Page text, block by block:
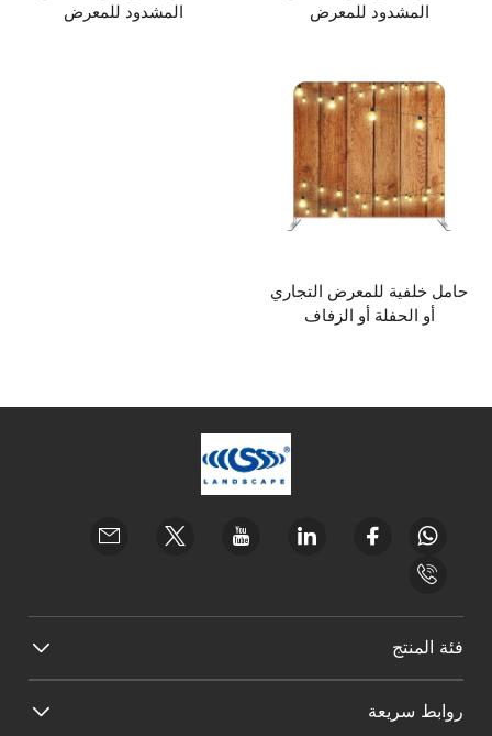
المشدود للمعرض
المشدود للمعرض
حامل خلفية للمعرض التجاري
أو الحفلة أو الزفاف
فئة المنتج
روابط سريعة